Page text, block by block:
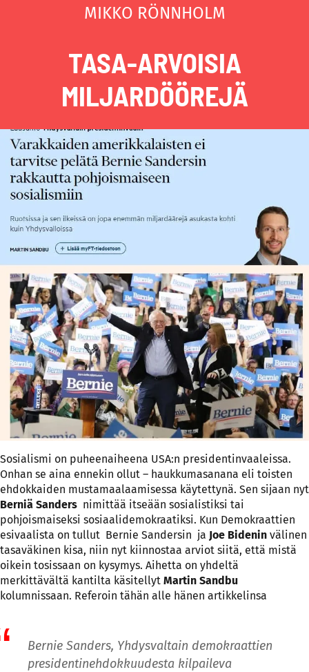
MIKKO RÖNNHOLM
TASA-ARVOISIA
MILJARDÖÖREJÄ
Sosialismi on puheenaiheena USA:n presidentinvaaleissa.
Onhan se aina ennekin ollut – haukkumasanana eli toisten
ehdokkaiden mustamaalaamisessa käytettynä. Sen sijaan nyt
Berniä Sanders nimittää itseään sosialistiksi tai
pohjoismaiseksi sosiaalidemokraatiksi. Kun Demokraattien
esivaalista on tullut Bernie Sandersin ja Joe Bidenin välinen
tasaväkinen kisa, niin nyt kiinnostaa arviot siitä, että mistä
oikein tosissaan on kysymys. Aihetta on yhdeltä
merkittävältä kantilta käsitellyt Martin Sandbu
kolumnissaan. Referoin tähän alle hänen artikkelinsa
Bernie Sanders, Yhdysvaltain demokraattien
presidentinehdokkuudesta kilpaileva